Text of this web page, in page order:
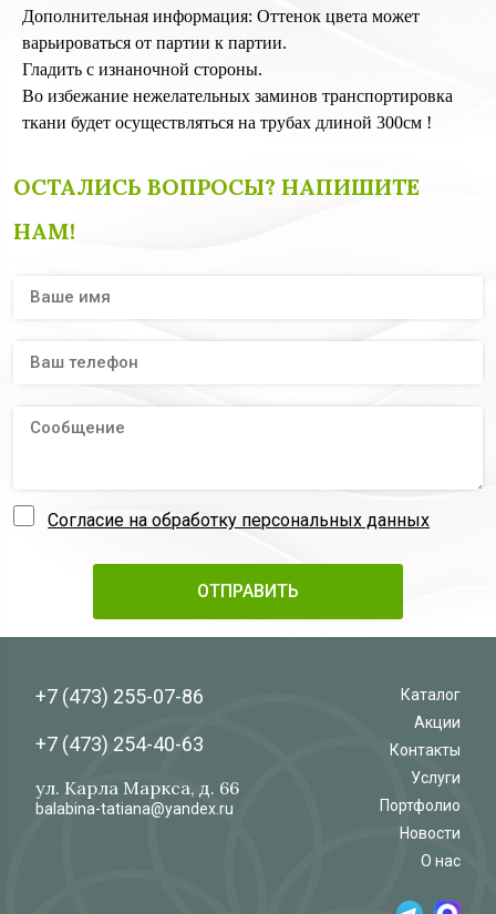
Дополнительная информация: Оттенок цвета может
варьироваться от партии к партии.
Гладить с изнаночной стороны.
Во избежание нежелательных заминов транспортировка
ткани будет осуществляться на трубах длиной 300см !
ОСТАЛИСЬ ВОПРОСЫ? НАПИШИТЕ
НАМ!
Согласие на обработку персональных данных
+7 (473) 255-07-86
+7 (473) 254-40-63
ул. Карла Маркса, д. 66
balabina-tatiana@yandex.ru
Каталог
Акции
Контакты
Услуги
Портфолио
Новости
О нас